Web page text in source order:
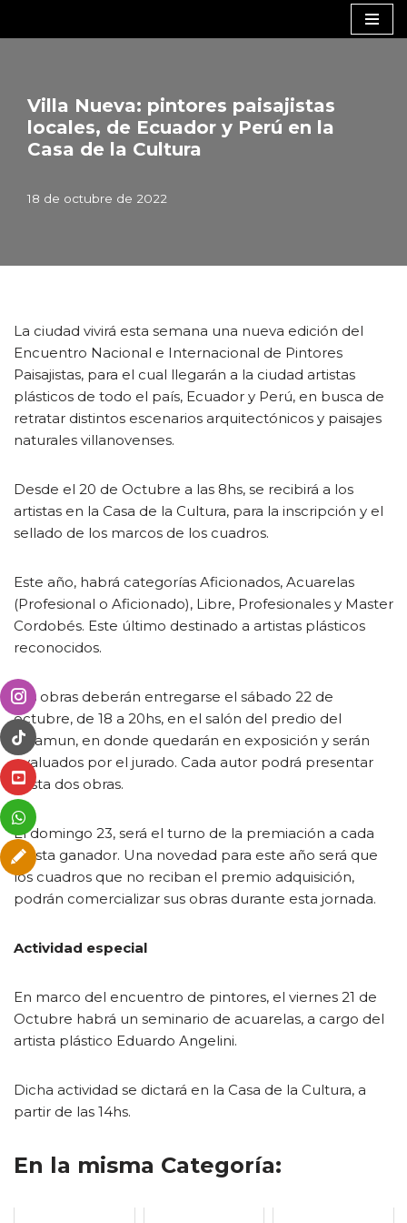
Villa Nueva: pintores paisajistas
locales, de Ecuador y Perú en la
Casa de la Cultura
18 de octubre de 2022
La ciudad vivirá esta semana una nueva edición del
Encuentro Nacional e Internacional de Pintores
Paisajistas, para el cual llegarán a la ciudad artistas
plásticos de todo el país, Ecuador y Perú, en busca de
retratar distintos escenarios arquitectónicos y paisajes
naturales villanovenses.
Desde el 20 de Octubre a las 8hs, se recibirá a los
artistas en la Casa de la Cultura, para la inscripción y el
sellado de los marcos de los cuadros.
Este año, habrá categorías Aficionados, Acuarelas
(Profesional o Aficionado), Libre, Profesionales y Master
Cordobés. Este último destinado a artistas plásticos
reconocidos.
Las obras deberán entregarse el sábado 22 de
octubre, de 18 a 20hs, en el salón del predio del
Sitramun, en donde quedarán en exposición y serán
evaluados por el jurado. Cada autor podrá presentar
hasta dos obras.
El domingo 23, será el turno de la premiación a cada
artista ganador. Una novedad para este año será que
los cuadros que no reciban el premio adquisición,
podrán comercializar sus obras durante esta jornada.
Actividad especial
En marco del encuentro de pintores, el viernes 21 de
Octubre habrá un seminario de acuarelas, a cargo del
artista plástico Eduardo Angelini.
Dicha actividad se dictará en la Casa de la Cultura, a
partir de las 14hs.
En la misma Categoría: